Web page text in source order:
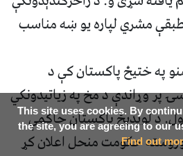
طبقې مشري لپاره یو ښه مناسب
په ختیځ پاکستان کې د
پر وړاندې د مخ په زیاتیدونکي
د لویدیځ پاکستان حاکمې
56 ورځې وروسته حکومت منحل اعلان کړ
This site uses cookies. By
the site, you are agreeing to our
Find out